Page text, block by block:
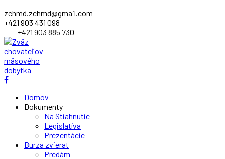
zchmd.zchmd@gmail.com
+421 903 431 098
+421 903 885 730
Facebook
Domov
Dokumenty
Na Stiahnutie
Legislatíva
Prezentácie
Burza zvierat
Predám